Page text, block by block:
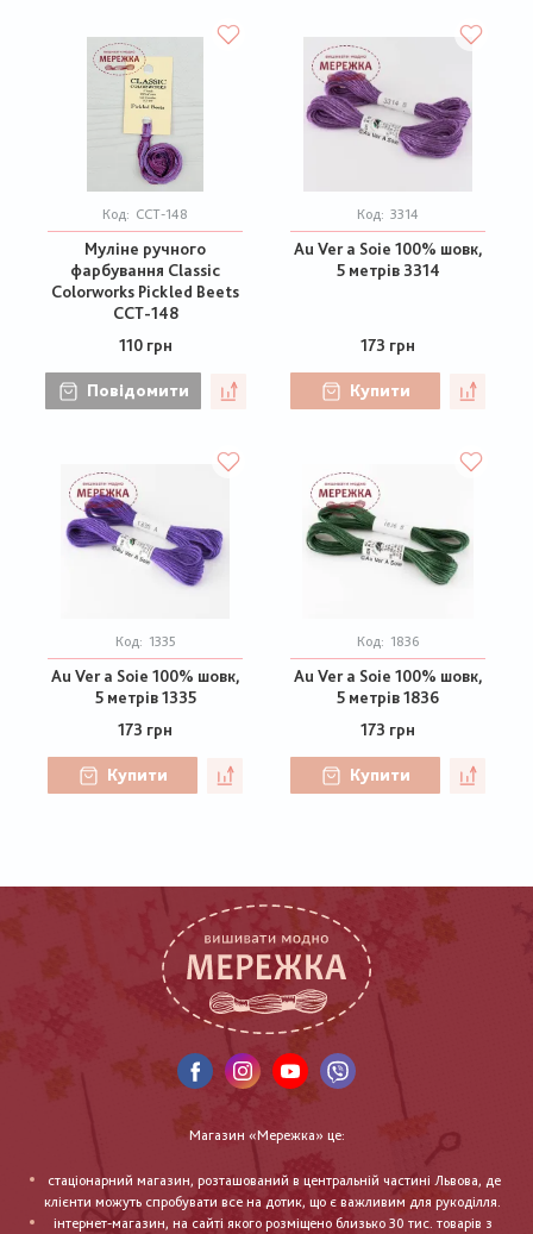
Код: CCT-148
Муліне ручного
фарбування Classic
Colorworks Pickled Beets
CCT-148
110 грн
Повідомити
Код: 3314
Au Ver a Soie 100% шовк,
5 метрів 3314
173 грн
Купити
Код: 1335
Au Ver a Soie 100% шовк,
5 метрів 1335
173 грн
Купити
Код: 1836
Au Ver a Soie 100% шовк,
5 метрів 1836
173 грн
Купити
Магазин «Мережка» це:
стаціонарний магазин, розташований в центральній частині Львова, де
клієнти можуть спробувати все на дотик, що є важливим для рукоділля.
інтернет-магазин, на сайті якого розміщено близько 30 тис. товарів з